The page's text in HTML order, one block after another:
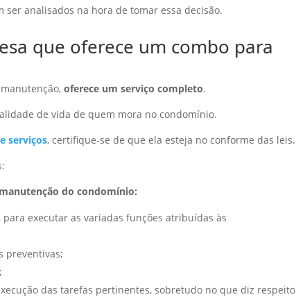
analisados na hora de tomar essa decisão.
que oferece um combo para
manutenção,oferece um serviço completo.
de vida de quem mora no condomínio.
serviços, certifique-se de que ela esteja no conforme das leis.
do condomínio:
executar as variadas funções atribuídas às
preventivas;
das tarefas pertinentes, sobretudo no que diz respeito